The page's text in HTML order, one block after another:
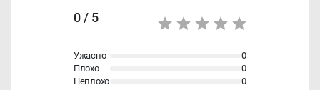
0 / 5
Ужасно
0
Плохо
0
Неплохо
0